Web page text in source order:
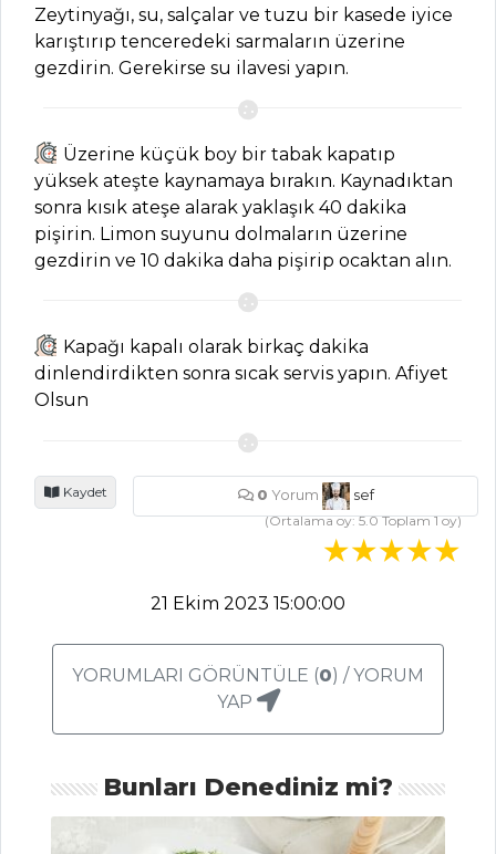
İÇECEKLER
Tarifi, Nasıl Yapılır?
Reyhan Şerbeti
Tarifi, Nasıl Yapılır?
Şalgam Sulu
Ayran Tarifi, Nasıl
İçecekler Tüm
Tarifleri
Milföylü Armut
Orman Meyveli
Şarlot Tarifi, Nasıl
Pasta ve Tatlılar
Zeytinyağı, su, salçalar ve tuzu bir kasede iyice
karıştırıp tenceredeki sarmaların üzerine
gezdirin. Gerekirse su ilavesi yapın.
Üzerine küçük boy bir tabak kapatıp
yüksek ateşte kaynamaya bırakın. Kaynadıktan
sonra kısık ateşe alarak yaklaşık 40 dakika
pişirin. Limon suyunu dolmaların üzerine
gezdirin ve 10 dakika daha pişirip ocaktan alın.
Kapağı kapalı olarak birkaç dakika
dinlendirdikten sonra sıcak servis yapın. Afiyet
Olsun
Kaydet 0 Yorum
sef
(Ortalama oy:5.0Toplam1oy)
21 Ekim 2023 15:00:00
YORUMLARI GÖRÜNTÜLE (0) / YORUM
YAP
Bunları Denediniz mi?